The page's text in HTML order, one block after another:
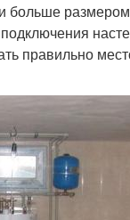
больше
правильно